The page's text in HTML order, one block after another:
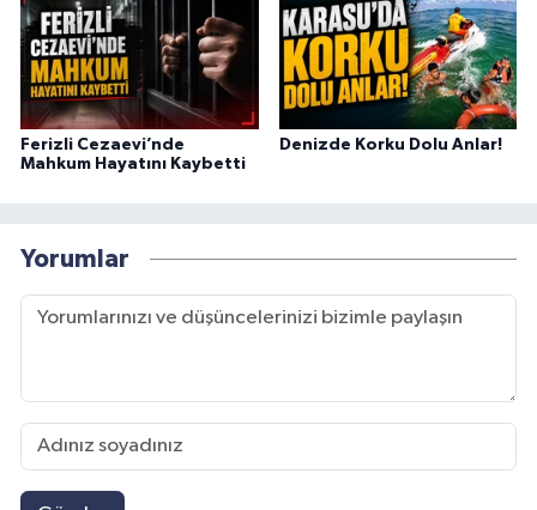
Ferizli Cezaevi’nde
Mahkum Hayatını Kaybetti
Denizde Korku Dolu Anlar!
Yorumlar